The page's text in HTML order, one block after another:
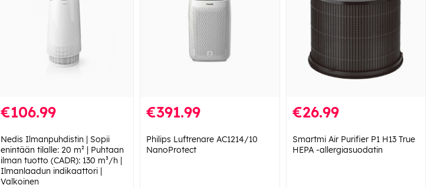
€106.99
Nedis Ilmanpuhdistin | Sopii
enintään tilalle: 20 m² | Puhtaan
ilman tuotto (CADR): 130 m³/h |
Ilmanlaadun indikaattori |
Valkoinen
€391.99
Philips Luftrenare AC1214/10
NanoProtect
€26.99
Smartmi Air Purifier P1 H13 True
HEPA -allergiasuodatin